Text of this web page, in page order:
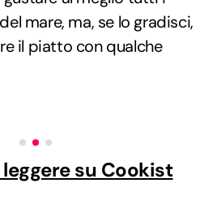
mare, ma, se lo gradisci,
il piatto con qualche
su Cookist